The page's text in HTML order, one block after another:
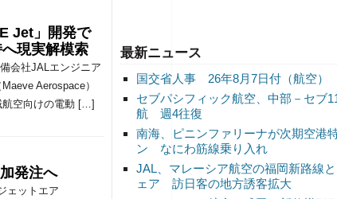
最新ニュース
国交省人事 26年8月7日付（航空）
セブパシフィック航空、中部－セブ
航 週4往復
南海、ピニンファリーナが次期空港
ン なにわ筋線乗り入れ
JAL、マレーシア航空の福岡新路線
ェア 訪日客の地方誘客拡大
Jet」開発で
現実解模索
会社JALエンジニア
Aerospace）
航空向けの電動 […]
発注へ
ェットエア